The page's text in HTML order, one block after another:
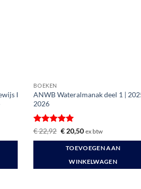
I
BOEKEN
ANWB Wateralmanak deel 1 |
2026
Gewaardeerd
€22,92 Oorspronkelijke
was:
€ 22,92.
€20,50Huidige
is:
€ 20,50.
ex btw
TOEVOEGEN AAN
WINKELWAGEN